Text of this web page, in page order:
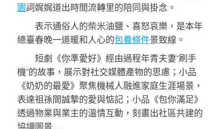
園詞娓娓道出時間流轉里的陪同與掛念。
表示通俗人的柴米油鹽、喜怒哀樂，是本年
總臺春晚一道暖和人心的包養條件景致線。
短劇《你準愛好》經由過程年青夫妻“刷手
機”的故事，展示對社交媒體產物的思慮；小品
《奶奶的最愛》聚焦機械人融進家庭生涯場景，
表達祖孫間誠摯的愛與惦記；小品《包你滿足》
透過物業與業主的溫情互動，刻畫出社區共建的
協調圖景……